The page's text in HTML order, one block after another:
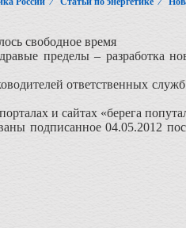
свободное время
пределы – разработка
ответственных
и сайтах «берега
подписанное 04.05.2012